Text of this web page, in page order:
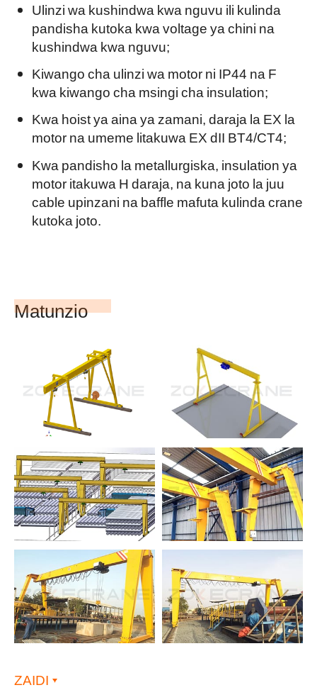
Ulinzi wa kushindwa kwa nguvu ili kulinda
pandisha kutoka kwa voltage ya chini na
kushindwa kwa nguvu;
Kiwango cha ulinzi wa motor ni IP44 na F
kwa kiwango cha msingi cha insulation;
Kwa hoist ya aina ya zamani, daraja la EX la
motor na umeme litakuwa EX dII BT4/CT4;
Kwa pandisho la metallurgiska, insulation ya
motor itakuwa H daraja, na kuna joto la juu
cable upinzani na baffle mafuta kulinda crane
kutoka joto.
Matunzio
ZAIDI